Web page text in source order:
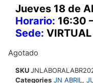
Jueves 18 de
Horario: 16:30
Sede: VIRTUAL
Agotado
SKU
Categories JN ABRIL ,